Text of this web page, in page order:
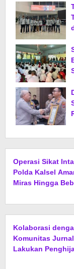
Operasi Sikat
Polda Kalsel
Miras Hingga
Kolaborasi
Komunitas
Lakukan